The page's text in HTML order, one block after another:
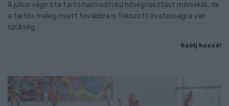
A július vége óta tartó harmadfokú hőségriasztást mérséklik, de
a tartós meleg miatt továbbra is fokozott óvatosságra van
szükség.
Szólj hozzá!